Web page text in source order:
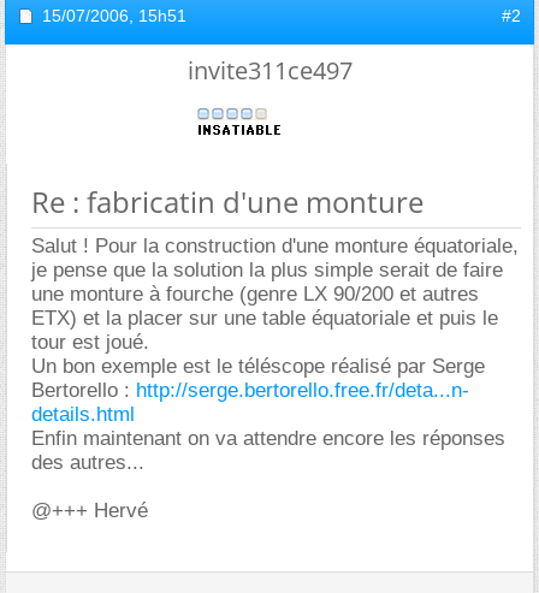
15/07/2006, 15h51 #2
invite311ce497
Re : fabricatin d'une monture
Salut ! Pour la construction d'une monture équatoriale,
je pense que la solution la plus simple serait de faire
une monture à fourche (genre LX 90/200 et autres
ETX) et la placer sur une table équatoriale et puis le
tour est joué.
Un bon exemple est le téléscope réalisé par Serge
Bertorello : http://serge.bertorello.free.fr/deta...n-
details.html
Enfin maintenant on va attendre encore les réponses
des autres...
@+++ Hervé